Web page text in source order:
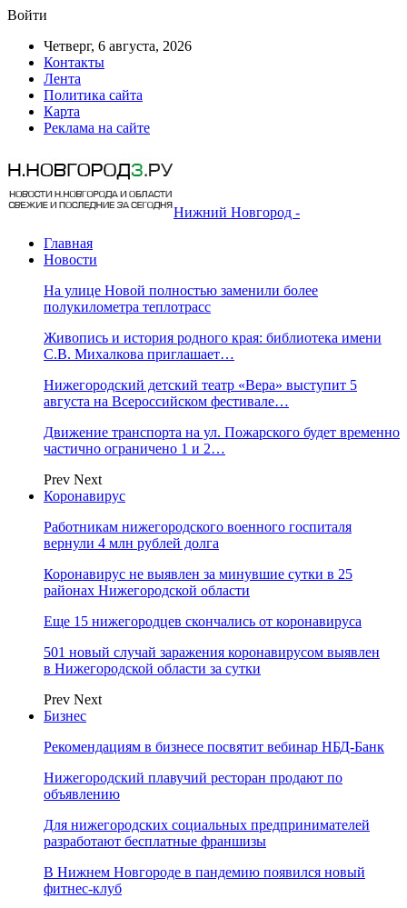
Войти
Четверг, 6 августа, 2026
Контакты
Лента
Политика сайта
Карта
Реклама на сайте
Нижний Новгород -
Главная
Новости
На улице Новой полностью заменили более
полукилометра теплотрасс
Живопись и история родного края: библиотека имени
С.В. Михалкова приглашает…
Нижегородский детский театр «Вера» выступит 5
августа на Всероссийском фестивале…
Движение транспорта на ул. Пожарского будет временно
частично ограничено 1 и 2…
Prev Next
Коронавирус
Работникам нижегородского военного госпиталя
вернули 4 млн рублей долга
Коронавирус не выявлен за минувшие сутки в 25
районах Нижегородской области
Еще 15 нижегородцев скончались от коронавируса
501 новый случай заражения коронавирусом выявлен
в Нижегородской области за сутки
Prev Next
Бизнес
Рекомендациям в бизнесе посвятит вебинар НБД-Банк
Нижегородский плавучий ресторан продают по
объявлению
Для нижегородских социальных предпринимателей
разработают бесплатные франшизы
В Нижнем Новгороде в пандемию появился новый
фитнес-клуб